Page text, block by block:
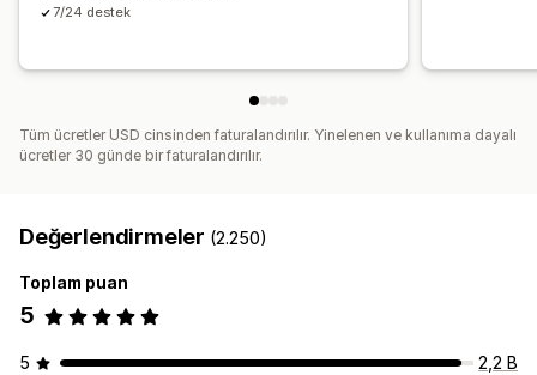
7/24 destek
Tüm ücretler USD cinsinden faturalandırılır. Yinelenen ve kullanıma dayalı
ücretler 30 günde bir faturalandırılır.
Değerlendirmeler (2.250)
Toplam puan
5
5
2,2 B